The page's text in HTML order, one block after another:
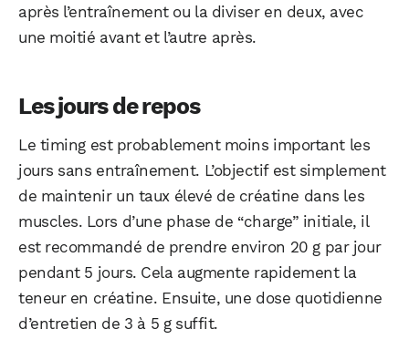
après l’entraînement ou la diviser en deux, avec
une moitié avant et l’autre après.
Les jours de repos
Le timing est probablement moins important les
jours sans entraînement. L’objectif est simplement
de maintenir un taux élevé de créatine dans les
muscles. Lors d’une phase de “charge” initiale, il
est recommandé de prendre environ 20 g par jour
pendant 5 jours. Cela augmente rapidement la
teneur en créatine. Ensuite, une dose quotidienne
d’entretien de 3 à 5 g suffit.